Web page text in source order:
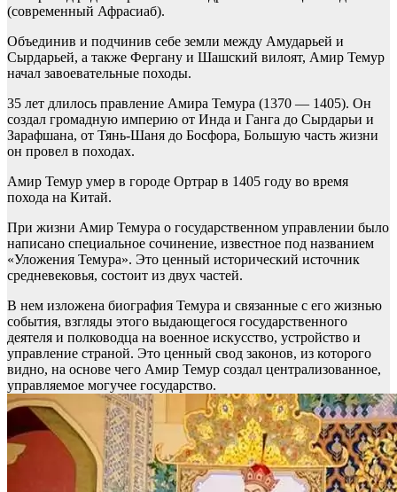
(современный Афрасиаб).
Объединив и подчинив себе земли между Амударьей и
Сырдарьей, а также Фергану и Шашский вилоят, Амир Темур
начал завоевательные походы.
35 лет длилось правление Амира Темура (1370 — 1405). Он
создал громадную империю от Инда и Ганга до Сырдарьи и
Зарафшана, от Тянь-Шаня до Босфора, Большую часть жизни
он провел в походах.
Амир Темур умер в городе Ортрар в 1405 году во время
похода на Китай.
При жизни Амир Темура о государственном управлении было
написано специальное сочинение, известное под названием
«Уложения Темура». Это ценный исторический источник
средневековья, состоит из двух частей.
В нем изложена биография Темура и связанные с его жизнью
события, взгляды этого выдающегося государственного
деятеля и полководца на военное искусство, устройство и
управление страной. Это ценный свод законов, из которого
видно, на основе чего Амир Темур создал централизованное,
управляемое могучее государство.